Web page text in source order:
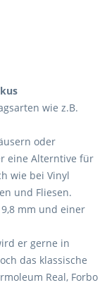
wie z.B.
oder
eine Alterntive für
wie bei Vinyl
und Fliesen.
mm und einer
er gerne in
das klassische
Real, Forbo